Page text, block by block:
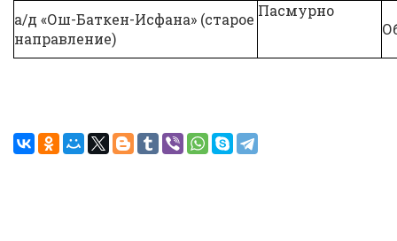
а/д «Ош-Баткен-Исфана» (старое
направление)
Пасмурно